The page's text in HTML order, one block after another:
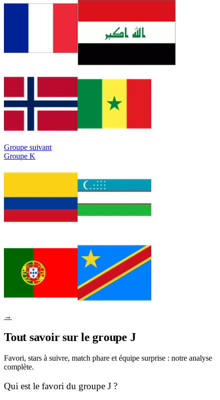
Groupe suivant
Groupe K
→
Tout savoir sur le groupe J
Favori, stars à suivre, match phare et équipe surprise : notre analyse
complète.
Qui est le favori du groupe J ?